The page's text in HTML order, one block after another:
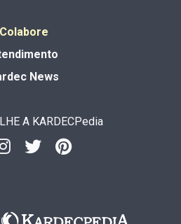
Colabore
News
A KARDECPedia